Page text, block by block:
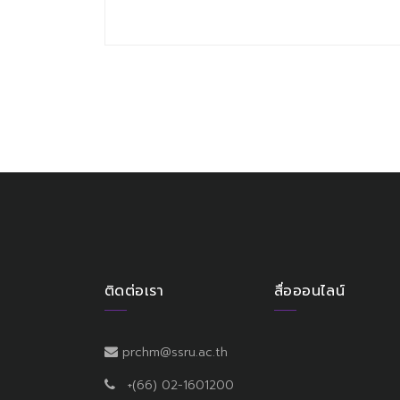
ติดต่อเรา
prchm@ssru.ac.th
+(66) 02-1601200
สื่อออนไลน์